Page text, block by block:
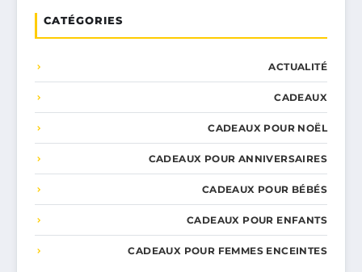
CATÉGORIES
ACTUALITÉ
CADEAUX
CADEAUX POUR NOËL
CADEAUX POUR ANNIVERSAIRES
CADEAUX POUR BÉBÉS
CADEAUX POUR ENFANTS
CADEAUX POUR FEMMES ENCEINTES